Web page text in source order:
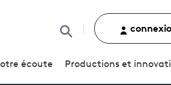
Rechercher un
écoute Productions et